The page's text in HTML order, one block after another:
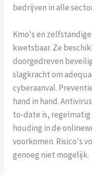
bedrijven in alle
Kmo's en
kwetsbaar. Ze
doorgedreven
slagkracht om
cyberaanval.
hand in hand.
to-date is, regelmatig
houding in de
voorkomen. Risico's
genoeg niet mogelijk.